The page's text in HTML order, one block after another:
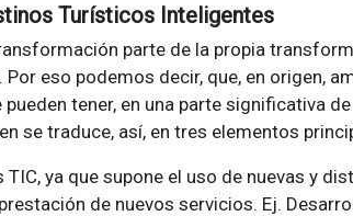
Turísticos Inteligentes
parte de la propia
eso podemos decir, que, en origen,
tener, en una parte significativa
se traduce, así, en tres elementos
TIC, ya que supone el uso de nuevas y
de nuevos servicios. Ej.